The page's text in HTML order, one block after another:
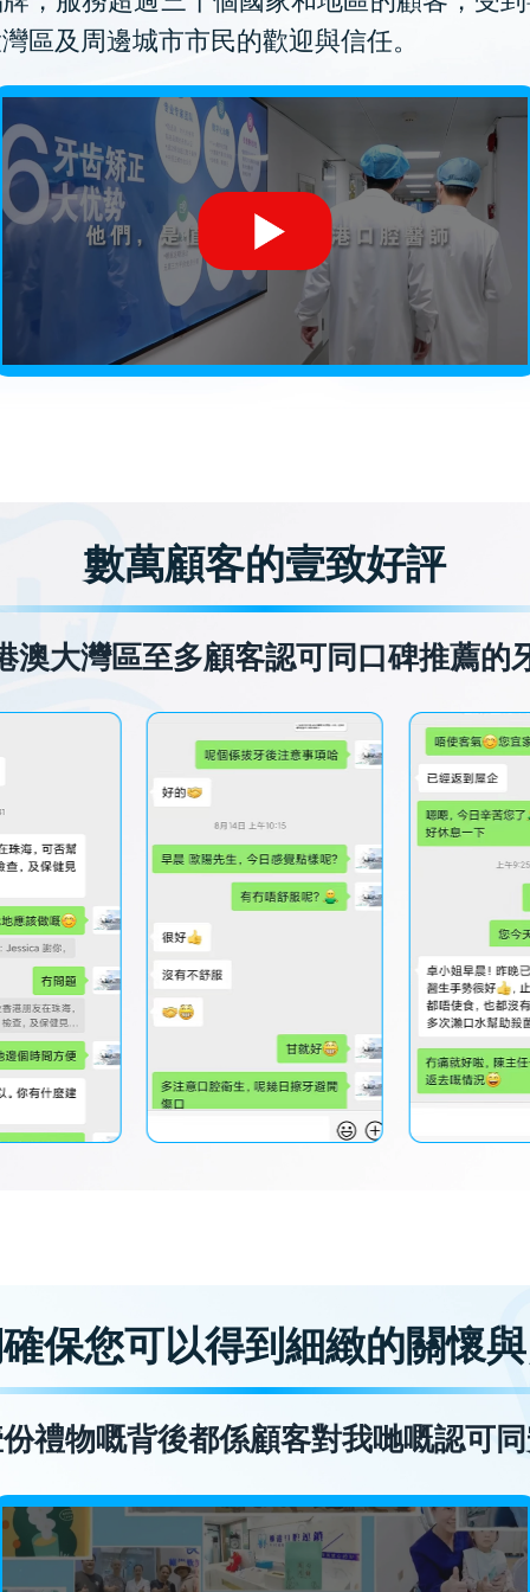
區及周邊城市市民的歡迎與信任。
數萬顧客的壹致好評
澳大灣區至多顧客認可同口碑推薦的
保您可以得到細緻的關懷
禮物嘅背後都係顧客對我哋嘅認可